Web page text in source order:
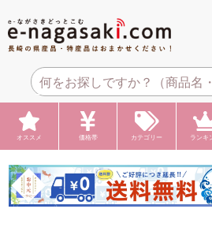
オススメ 価格帯 カテゴリー ランキ